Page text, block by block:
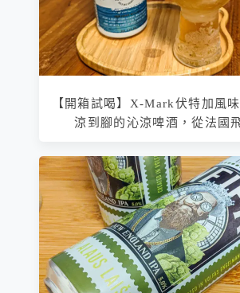
【開箱試喝】X-Mark伏特加風
涼到腳的沁涼啤酒，從法國